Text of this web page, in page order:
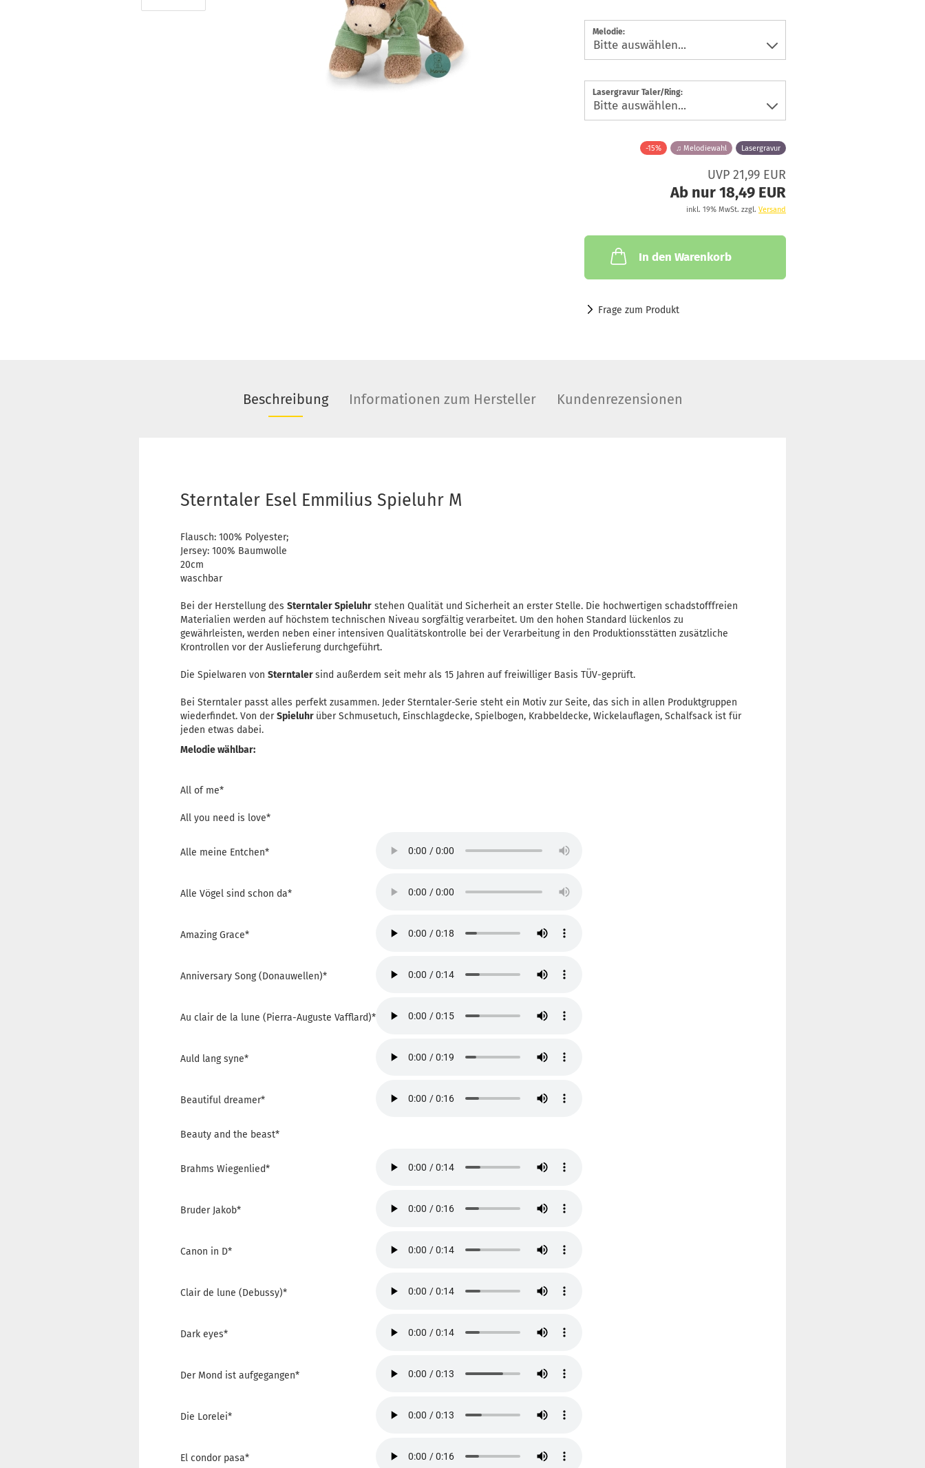
Melodie:
Lasergravur Taler/Ring:
-15% ♫ Melodiewahl Lasergravur
UVP 21,99 EUR
Ab nur 18,49 EUR
inkl. 19% MwSt. zzgl. Versand
In den Warenkorb
Frage zum Produkt
Beschreibung Informationen zum Hersteller Kundenrezensionen
Sterntaler Esel Emmilius Spieluhr M
Flausch: 100% Polyester;
Jersey: 100% Baumwolle
20cm
waschbar
Bei der Herstellung des Sterntaler Spieluhr stehen Qualität und Sicherheit an erster Stelle. Die hochwertigen schadstofffreien
Materialien werden auf höchstem technischen Niveau sorgfältig verarbeitet. Um den hohen Standard lückenlos zu
gewährleisten, werden neben einer intensiven Qualitätskontrolle bei der Verarbeitung in den Produktionsstätten zusätzliche
Krontrollen vor der Auslieferung durchgeführt.
Die Spielwaren von Sterntalersind außerdem seit mehr als 15 Jahren auf freiwilliger Basis TÜV-geprüft.
Bei Sterntaler passt alles perfekt zusammen. Jeder Sterntaler-Serie steht ein Motiv zur Seite, das sich in allen Produktgruppen
wiederfindet. Von derSpieluhr über Schmusetuch, Einschlagdecke, Spielbogen, Krabbeldecke, Wickelauflagen, Schalfsack ist für
jeden etwas dabei.
Melodie wählbar:
All of me*
All you need is love*
Alle meine Entchen*
Alle Vögel sind schon da*
Amazing Grace*
Anniversary Song (Donauwellen)*
Au clair de la lune (Pierra-Auguste Vafflard)*
Auld lang syne*
Beautiful dreamer*
Beauty and the beast*
Brahms Wiegenlied*
Bruder Jakob*
Canon in D*
Clair de lune (Debussy)*
Dark eyes*
Der Mond ist aufgegangen*
Die Lorelei*
El condor pasa*